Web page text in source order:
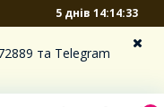
5 днів 14:14:32
та Telegram
×